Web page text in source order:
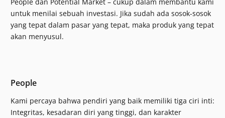
untuk menilai sebuah investasi. Jika sudah ada sosok-sosok
yang tepat dalam pasar yang tepat, maka produk yang tepat
akan menyusul.
People
Kami percaya bahwa pendiri yang baik memiliki tiga ciri inti:
Integritas, kesadaran diri yang tinggi, dan karakter